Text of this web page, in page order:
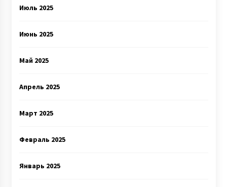
Июль 2025
Июнь 2025
Май 2025
Апрель 2025
Март 2025
Февраль 2025
Январь 2025